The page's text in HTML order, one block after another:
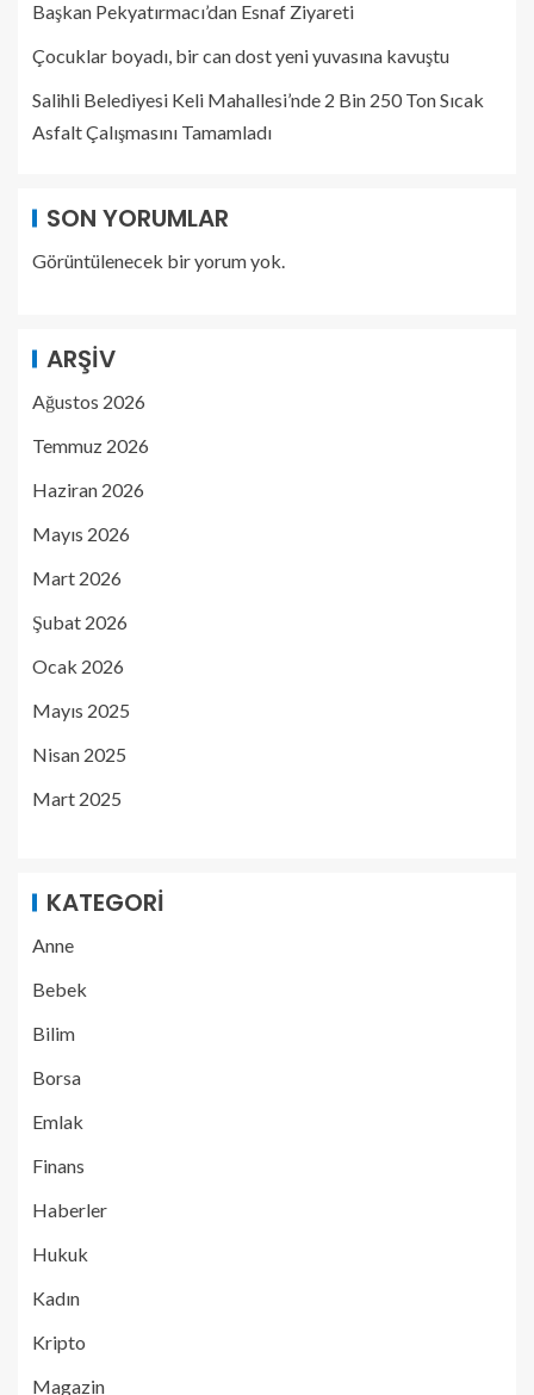
Başkan Pekyatırmacı’dan Esnaf Ziyareti
Çocuklar boyadı, bir can dost yeni yuvasına kavuştu
Salihli Belediyesi Keli Mahallesi’nde 2 Bin 250 Ton Sıcak
Asfalt Çalışmasını Tamamladı
SON YORUMLAR
Görüntülenecek bir yorum yok.
ARŞIV
Ağustos 2026
Temmuz 2026
Haziran 2026
Mayıs 2026
Mart 2026
Şubat 2026
Ocak 2026
Mayıs 2025
Nisan 2025
Mart 2025
KATEGORI
Anne
Bebek
Bilim
Borsa
Emlak
Finans
Haberler
Hukuk
Kadın
Kripto
Magazin